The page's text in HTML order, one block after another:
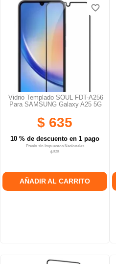
Vidrio Templado SOUL FDT-A256
Para SAMSUNG Galaxy A25 5G
$ 635
10 % de descuento en 1 pago
Precio sin Impuestos Nacionales
$ 525
AÑADIR AL CARRITO
favorite_border
favorite_border
favorite_border